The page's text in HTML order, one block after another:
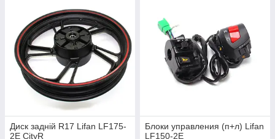
Диск задній R17 Lifan LF175-
2E CityR
Блоки управления (п+л) Lifan
LF150-2E